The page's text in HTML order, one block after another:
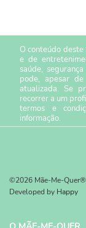
O conteúdo
e de
saúde,
pode, apesar
atualizada. Se
recorrer a um
termos e
informação.
©2026 Mãe-Me-
Developed by Happy